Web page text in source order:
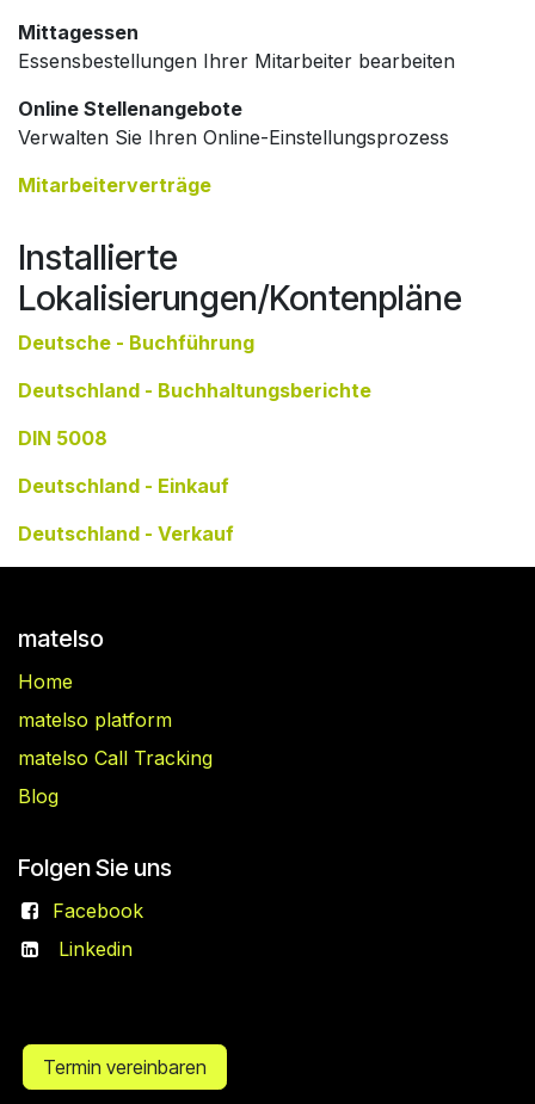
Mittagessen
Essensbestellungen Ihrer Mitarbeiter bearbeiten
Online Stellenangebote
Verwalten Sie Ihren Online-Einstellungsprozess
Mitarbeiterverträge
Installierte
Lokalisierungen/Kontenpläne
Deutsche - Buchführung
Deutschland - Buchhaltungsberichte
DIN 5008
Deutschland - Einkauf
Deutschland - Verkauf
matelso
Home
matelso platform
matelso Call Tracking
Blog
Folgen Sie uns
Facebook
Linkedin
Termin vereinbaren​